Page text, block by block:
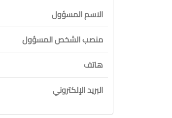
الاسم المسؤول
منصب الشخص المسؤول
هاتف
البريد الإلكتروني